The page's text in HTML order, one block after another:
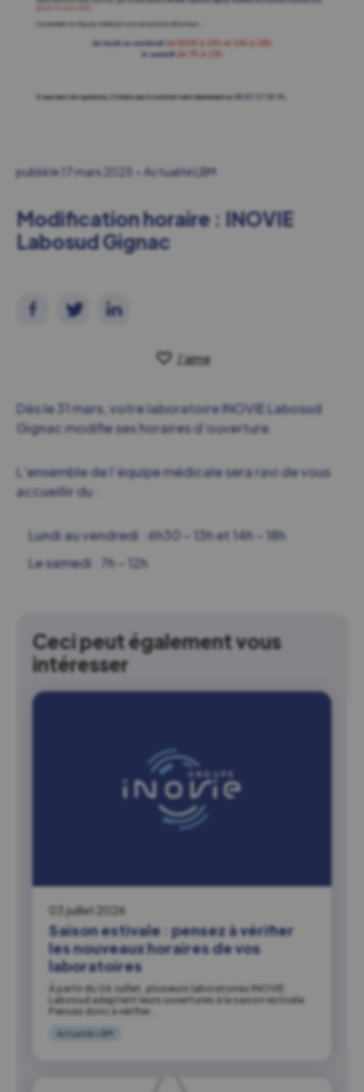
publié le 17 mars 2025 Actualité LBM
Modification horaire : INOVIE
Labosud Gignac
J'aime
Dès le 31 mars, votre laboratoire INOVIE Labosud
Gignac modifie ses horaires d’ouverture.
L’ensemble de l’équipe médicale sera ravi de vous
accueillir du :
Lundi au vendredi : 6h30 – 13h et 14h – 18h
Le samedi : 7h – 12h
Ceci peut également vous
intéresser
03 juillet 2026
Saison estivale : pensez à vérifier
les nouveaux horaires de vos
laboratoires
À partir du 06 Juillet, plusieurs laboratoires INOVIE
Labosud adaptent leurs ouvertures à la saison estivale.
Pensez donc à vérifier…
Actualité LBM